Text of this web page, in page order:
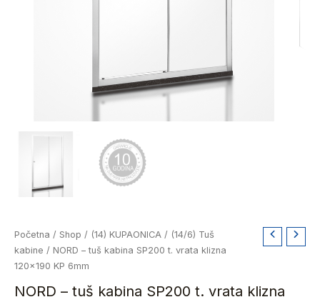
Početna / Shop / (14) KUPAONICA / (14/6) Tuš
kabine / NORD – tuš kabina SP200 t. vrata klizna
120×190 KP 6mm
NORD – tuš kabina SP200 t. vrata klizna
NORD
-
tuš